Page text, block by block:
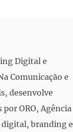
Digital e
Comunicação e
desenvolve
ORO, Agência
digital, branding e